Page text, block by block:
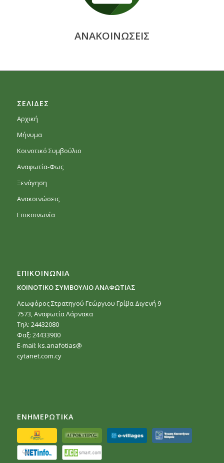
ΑΝΑΚΟΙΝΩΣΕΙΣ
ΣΕΛΙΔΕΣ
Αρχική
Μήνυμα
Κοινοτικό Συμβούλιο
Αναφωτία-Φως
Ξενάγηση
Ανακοινώσεις
Επικοινωνία
ΕΠΙΚΟΙΝΩΝΙΑ
ΚΟΙΝΟΤΙΚΟ ΣΥΜΒΟΥΛΙΟ ΑΝΑΦΩΤΙΑΣ
Λεωφόρος Στρατηγού Γεώργιου Γρίβα Διγενή 9
7573, Αναφωτία Λάρνακα
Τηλ: 24432080
Φαξ: 24433900
E-mail: ks.anafotias@
cytanet.com.cy
ΕΝΗΜΕΡΩΤΙΚΑ